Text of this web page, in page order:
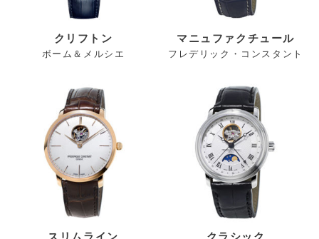
クリフトン
ボーム＆メルシエ
マニュファクチュール
フレデリック・コンスタント
スリムライン クラシック